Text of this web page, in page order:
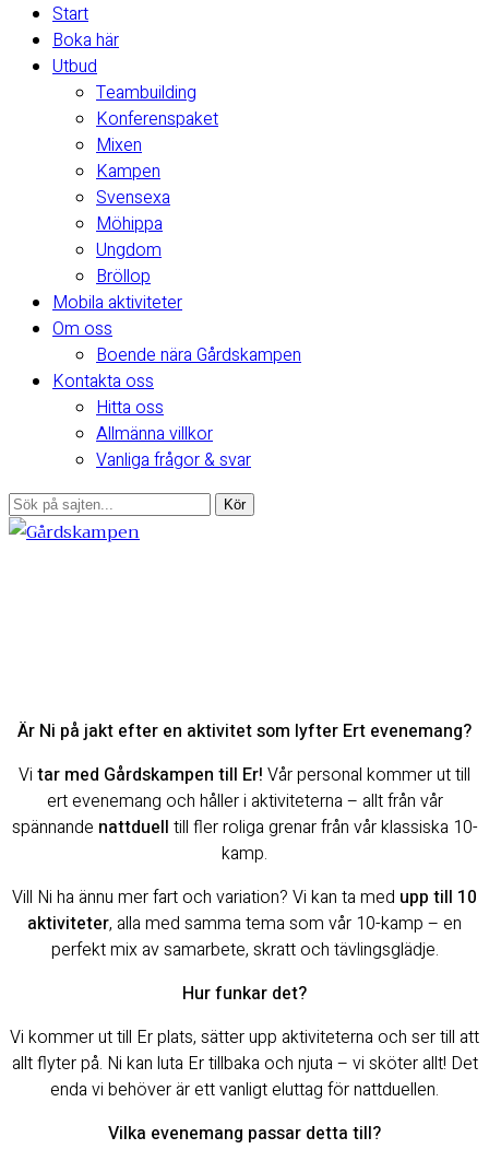
Start
Boka här
Utbud
Teambuilding
Konferenspaket
Mixen
Kampen
Svensexa
Möhippa
Ungdom
Bröllop
Mobila aktiviteter
Om oss
Boende nära Gårdskampen
Kontakta oss
Hitta oss
Allmänna villkor
Vanliga frågor & svar
Är Ni på jakt efter en aktivitet som lyfter Ert evenemang?
Vi tar med Gårdskampen till Er! Vår personal kommer ut till
ert evenemang och håller i aktiviteterna – allt från vår
spännande nattduell till fler roliga grenar från vår klassiska 10-
kamp.
Vill Ni ha ännu mer fart och variation? Vi kan ta med upp till 10
aktiviteter, alla med samma tema som vår 10-kamp – en
perfekt mix av samarbete, skratt och tävlingsglädje.
Hur funkar det?
Vi kommer ut till Er plats, sätter upp aktiviteterna och ser till att
allt flyter på. Ni kan luta Er tillbaka och njuta – vi sköter allt! Det
enda vi behöver är ett vanligt eluttag för nattduellen.
Vilka evenemang passar detta till?